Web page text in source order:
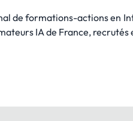
de formations-actions en
IA de France, recrutés